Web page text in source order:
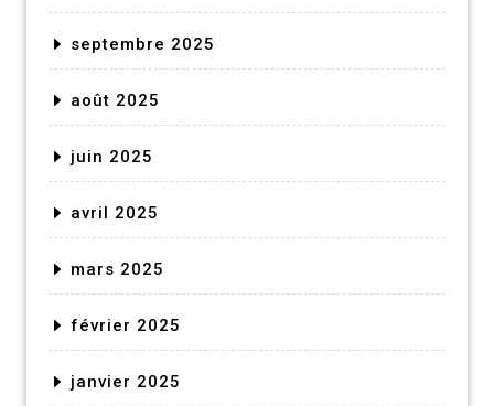
septembre 2025
août 2025
juin 2025
avril 2025
mars 2025
février 2025
janvier 2025